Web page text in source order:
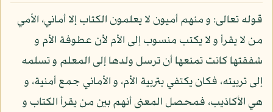
قوله تعالى: و منهم أميون لا يعلمون الكتاب إلا أماني، الأمي
من لا يقرأ و لا يكتب منسوب إلى الأم لأن عطوفة الأم و
شفقتها كانت تمنعها أن ترسل ولدها إلى المعلم و تسلمه
إلى تربيته، فكان يكتفي بتربية الأم، و الأماني جمع أمنية، و
هي الأكاذيب، فمحصل المعنى أنهم بين من يقرأ الكتاب و